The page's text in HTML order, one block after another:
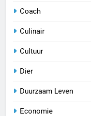
Coach
Culinair
Cultuur
Dier
Duurzaam Leven
Economie